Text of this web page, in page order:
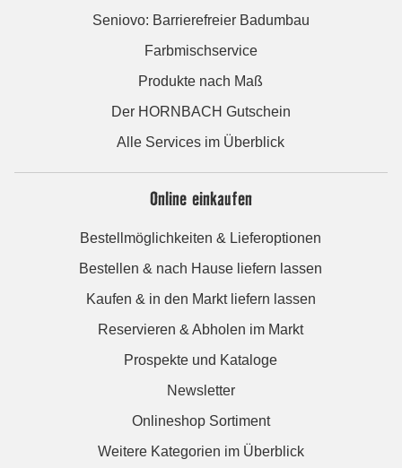
Seniovo: Barrierefreier Badumbau
Farbmischservice
Produkte nach Maß
Der HORNBACH Gutschein
Alle Services im Überblick
Online einkaufen
Bestellmöglichkeiten & Lieferoptionen
Bestellen & nach Hause liefern lassen
Kaufen & in den Markt liefern lassen
Reservieren & Abholen im Markt
Prospekte und Kataloge
Newsletter
Onlineshop Sortiment
Weitere Kategorien im Überblick